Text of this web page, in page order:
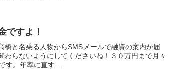
ですよ！
と名乗る人物からSMSメールで融資の案内が届
らないようにしてくださいね！３０万円まで月々
す。年率に直す...